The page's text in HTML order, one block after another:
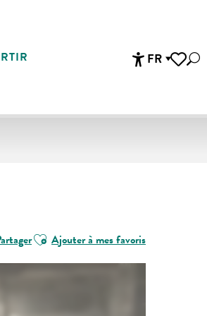
FR
Ajouter aux favoris
Ajouter à mes favoris